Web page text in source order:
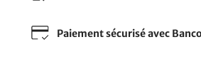
Paiement sécurisé avec